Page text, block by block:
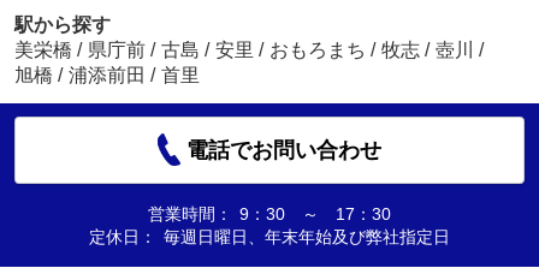
駅から探す
美栄橋 / 県庁前 / 古島 / 安里 / おもろまち / 牧志 / 壺川
/
旭橋 / 浦添前田 / 首里
電話でお問い合わせ
営業時間：
9：30 ～ 17：30
定休日：
毎週日曜日、年末年始及び弊社指定日